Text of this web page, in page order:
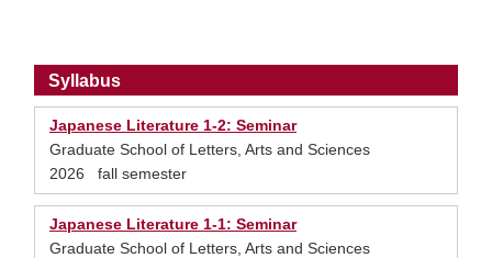
Syllabus
Japanese Literature 1-2: Seminar
Graduate School of Letters, Arts and Sciences
2026 fall semester
Japanese Literature 1-1: Seminar
Graduate School of Letters, Arts and Sciences